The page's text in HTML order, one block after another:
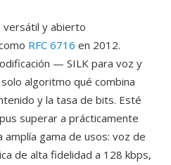
versátil y abierto
RFC 6716 en 2012.
— SILK para voz y
algoritmo qué combina
y la tasa de bits. Esté
superar a prácticamente
gama de usos: voz de
de alta fidelidad a 128 kbps,